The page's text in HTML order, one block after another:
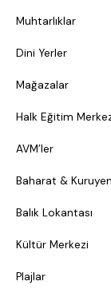
Muhtarlıklar
Dini Yerler
Mağazalar
Halk Eğitim
AVM’ler
Baharat &
Balık Lokantası
Kültür Merkezi
Plajlar